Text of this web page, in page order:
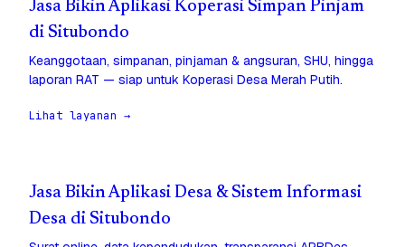
Jasa Bikin Aplikasi Koperasi Simpan Pinjam
di Situbondo
Keanggotaan, simpanan, pinjaman & angsuran, SHU, hingga
laporan RAT — siap untuk Koperasi Desa Merah Putih.
Lihat layanan →
Jasa Bikin Aplikasi Desa & Sistem Informasi
Desa di Situbondo